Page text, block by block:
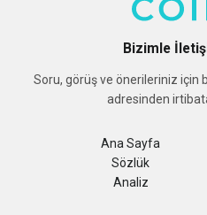
Bizimle
Soru, görüş ve önerileriniz için
adresinden
Ana Sayfa
Sözlük
Analiz